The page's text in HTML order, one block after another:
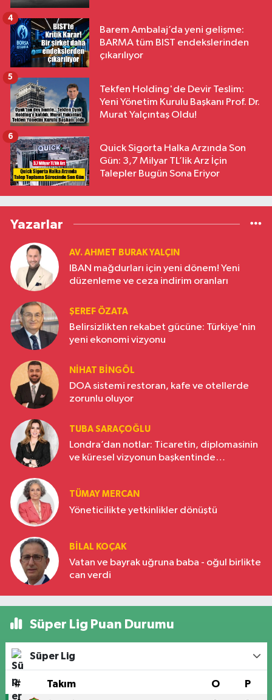
Barem Ambalaj’da yeni gelişme:
BARMA tüm BIST endekslerinden
çıkarılıyor
4
Tekfen Holding'de Devir Teslim:
Yeni Yönetim Kurulu Başkanı Prof. Dr.
Murat Yalçıntaş Oldu!
5
Quick Sigorta Halka Arzında Son
Gün: 3,7 Milyar TL’lik Arz İçin
Talepler Bugün Sona Eriyor
6
Yazarlar
AV. AHMET BURAK YALÇIN
IBAN mağdurları için yeni dönem! Yeni
düzenleme ve ceza indirim oranları
ŞEREF ÖZATA
Belirsizlikten rekabet gücüne: Türkiye'nin
yeni ekonomi vizyonu
NIHAT BINGÖL
DOA sistemi restoran, kafe ve otellerde
zorunlu oluyor
TUBA SARAÇOĞLU
Londra’dan notlar: Ticaretin, diplomasinin
ve küresel vizyonun başkentinde
TÜMAY MERCAN
Yöneticilikte yetkinlikler dönüştü
BILAL KOÇAK
Vatan ve bayrak uğruna baba - oğul birlikte
can verdi
Süper Lig Puan Durumu
Süper Lig
# Takım O P